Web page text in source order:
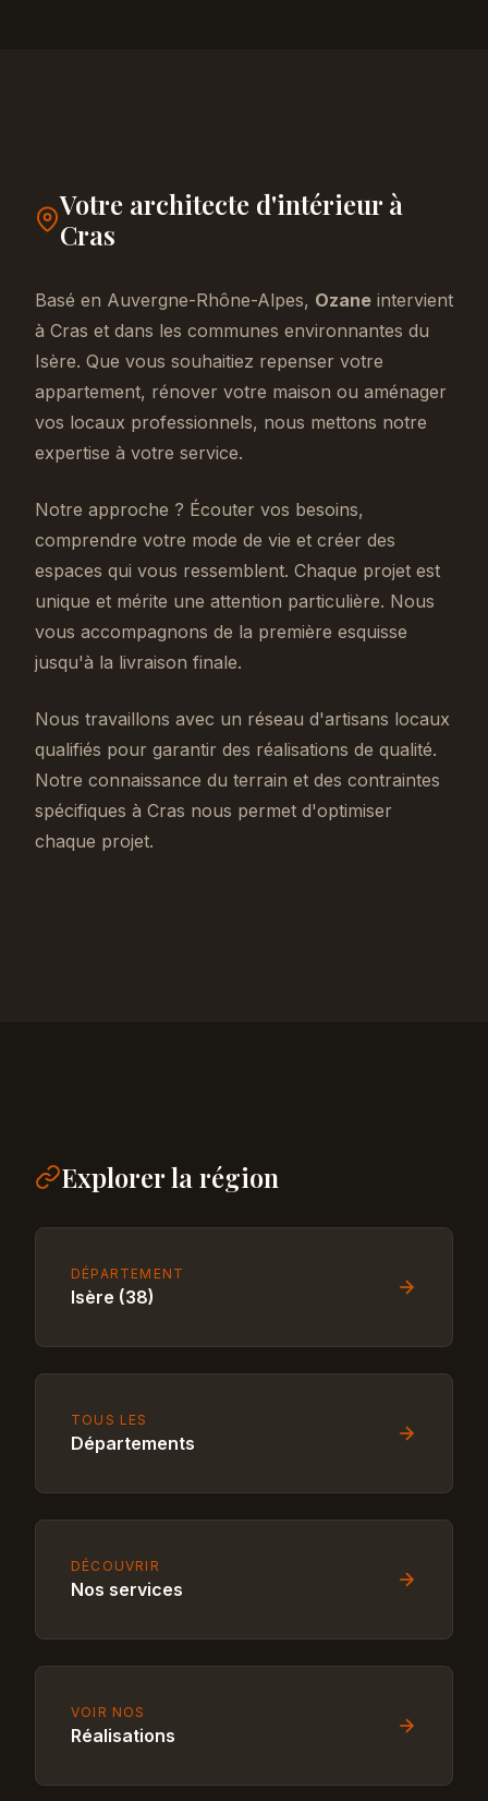
Votre architecte d'intérieur à
Cras
Basé en Auvergne-Rhône-Alpes, Ozane intervient
à Cras et dans les communes environnantes du
Isère. Que vous souhaitiez repenser votre
appartement, rénover votre maison ou aménager
vos locaux professionnels, nous mettons notre
expertise à votre service.
Notre approche ? Écouter vos besoins,
comprendre votre mode de vie et créer des
espaces qui vous ressemblent. Chaque projet est
unique et mérite une attention particulière. Nous
vous accompagnons de la première esquisse
jusqu'à la livraison finale.
Nous travaillons avec un réseau d'artisans locaux
qualifiés pour garantir des réalisations de qualité.
Notre connaissance du terrain et des contraintes
spécifiques à Cras nous permet d'optimiser
chaque projet.
Explorer la région
DÉPARTEMENT
Isère (38)
TOUS LES
Départements
DÉCOUVRIR
Nos services
VOIR NOS
Réalisations